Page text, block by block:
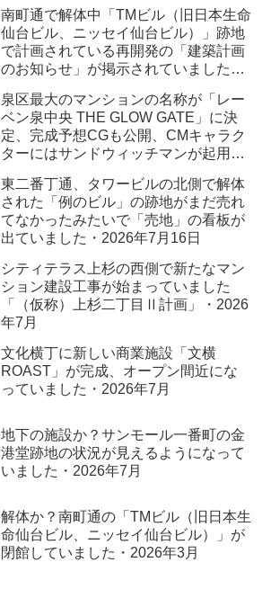
南町通で解体中「TMビル（旧日本生命
仙台ビル、ニッセイ仙台ビル）」跡地
で計画されている再開発の「建築計画
のお知らせ」が掲示されていました・
泉区最大のマンションの名称が「レー
ベン泉中央 THE GLOW GATE」に決
定、完成予想CGも公開、CMキャラク
ターにはサンドウィッチマンが起用さ
東二番丁通、タワービルの北側で解体
された「例のビル」の跡地がまだ売れ
てなかったみたいで「売地」の看板が
出ていました・2026年7月16日
シティテラス上杉の西側で新たなマン
ション建設工事が始まっていました
「（仮称）上杉二丁目Ⅱ計画」・2026
年7月
文化横丁に新しい商業施設「文横
ROAST」が完成、オープン間近にな
っていました・2026年7月
地下の施設か？サンモール一番町の金
港堂跡地の状況が見えるようになって
いました・2026年7月
解体か？南町通の「TMビル（旧日本生
命仙台ビル、ニッセイ仙台ビル）」が
閉館していました・2026年3月